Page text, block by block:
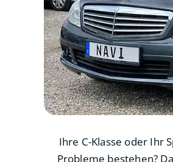
Ihre C-Klasse oder Ihr
Probleme bestehen?